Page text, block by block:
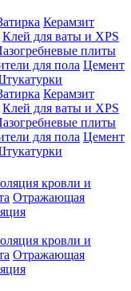
Керамзит
Клей для ваты и XPS
плиты
для пола Цемент
Керамзит
Клей для ваты и XPS
плиты
для пола Цемент
кровли и
Отражающая
кровли и
Отражающая